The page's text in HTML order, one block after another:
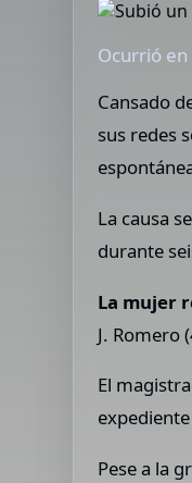
Ocurrió
Cansado
sus redes
La causa
durante
La mujer
J. Romero
El
Pese a la